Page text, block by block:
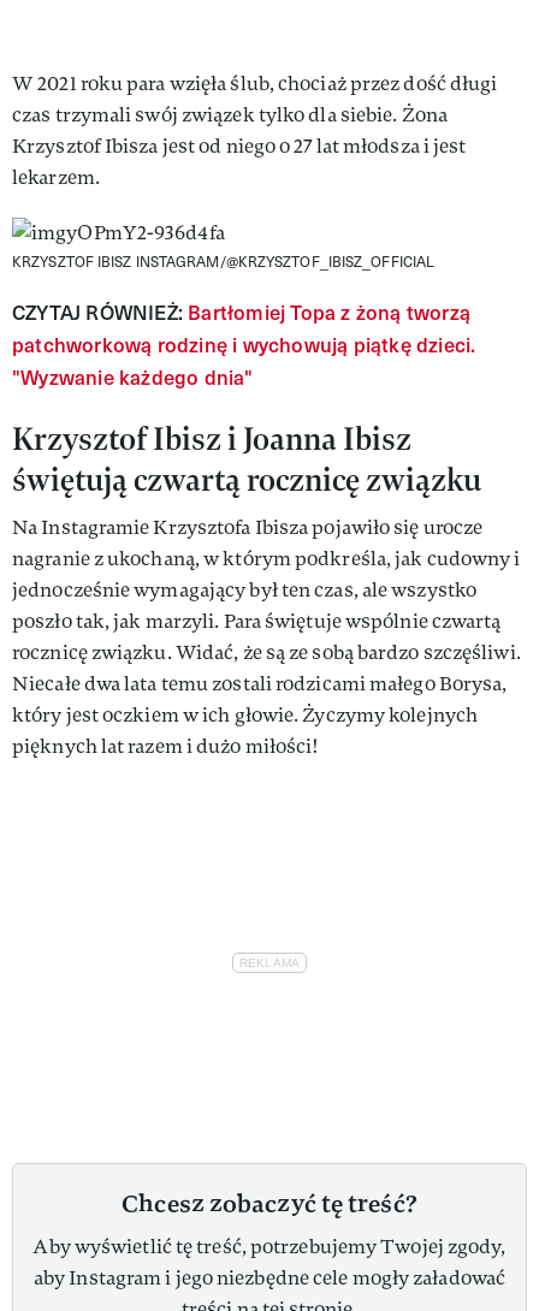
W 2021 roku para wzięła ślub, chociaż przez dość długi
czas trzymali swój związek tylko dla siebie. Żona
Krzysztof Ibisza jest od niego o 27 lat młodsza i jest
lekarzem.
KRZYSZTOF IBISZ INSTAGRAM/@KRZYSZTOF_IBISZ_OFFICIAL
CZYTAJ RÓWNIEŻ: Bartłomiej Topa z żoną tworzą
patchworkową rodzinę i wychowują piątkę dzieci.
"Wyzwanie każdego dnia"
Krzysztof Ibisz i Joanna Ibisz
świętują czwartą rocznicę związku
Na Instagramie Krzysztofa Ibisza pojawiło się urocze
nagranie z ukochaną, w którym podkreśla, jak cudowny i
jednocześnie wymagający był ten czas, ale wszystko
poszło tak, jak marzyli. Para świętuje wspólnie czwartą
rocznicę związku. Widać, że są ze sobą bardzo szczęśliwi.
Niecałe dwa lata temu zostali rodzicami małego Borysa,
który jest oczkiem w ich głowie. Życzymy kolejnych
pięknych lat razem i dużo miłości!
Chcesz zobaczyć tę treść?
Aby wyświetlić tę treść, potrzebujemy Twojej zgody,
aby Instagram i jego niezbędne cele mogły załadować